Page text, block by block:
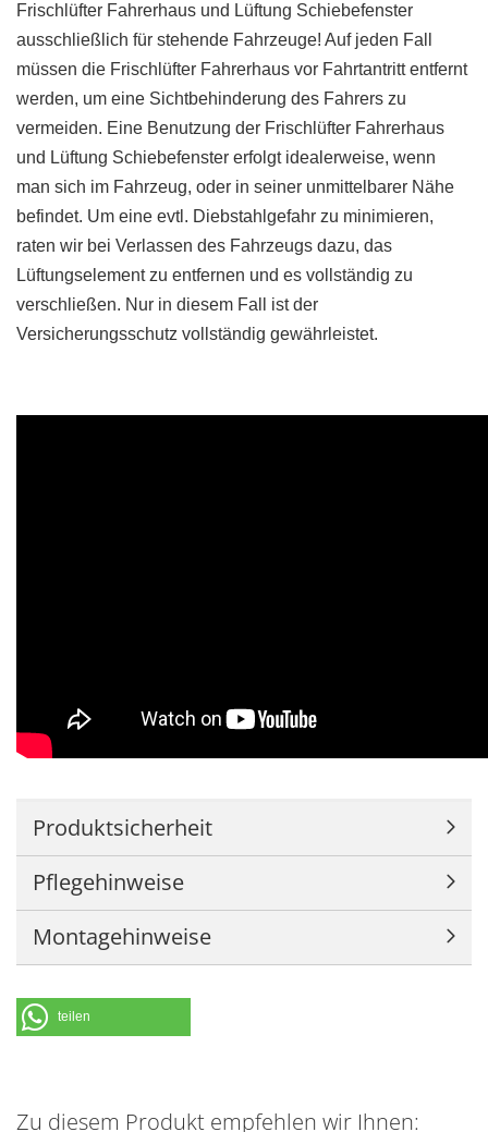
Frischlüfter Fahrerhaus und Lüftung Schiebefenster
ausschließlich für stehende Fahrzeuge! Auf jeden Fall
müssen die Frischlüfter Fahrerhaus vor Fahrtantritt entfernt
werden, um eine Sichtbehinderung des Fahrers zu
vermeiden. Eine Benutzung der Frischlüfter Fahrerhaus
und Lüftung Schiebefenster erfolgt idealerweise, wenn
man sich im Fahrzeug, oder in seiner unmittelbarer Nähe
befindet. Um eine evtl. Diebstahlgefahr zu minimieren,
raten wir bei Verlassen des Fahrzeugs dazu, das
Lüftungselement zu entfernen und es vollständig zu
verschließen. Nur in diesem Fall ist der
Versicherungsschutz vollständig gewährleistet.
Produktsicherheit
Pflegehinweise
Montagehinweise
teilen
Zu diesem Produkt empfehlen wir Ihnen: